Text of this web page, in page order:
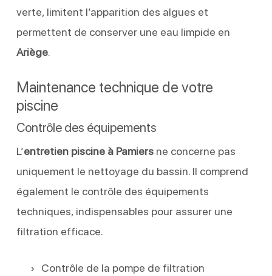
verte, limitent l’apparition des algues et
permettent de conserver une eau limpide en
Ariège.
Maintenance technique de votre
piscine
Contrôle des équipements
L’entretien piscine à Pamiersne concerne pas
uniquement le nettoyage du bassin. Il comprend
également le contrôle des équipements
techniques, indispensables pour assurer une
filtration efficace.
Contrôle de la pompe de filtration